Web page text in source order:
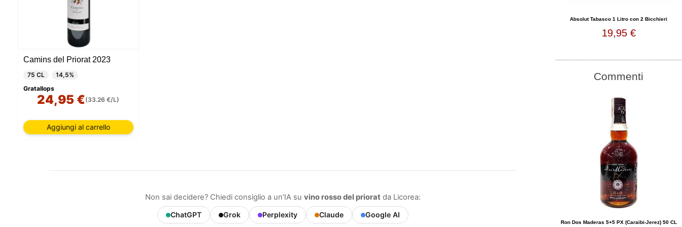
Camins del Priorat 2023
75 CL
14,5%
Gratallops
24,95 €(33.26 €/L)
Aggiungi al carrello
Non sai decidere? Chiedi consiglio a un'IA su vino rosso del prioratda Licorea:
ChatGPT Grok Perplexity Claude Google AI
Absolut Tabasco 1 Litro con 2 Bicchieri
19,95 €
Commenti
Ron Dos Maderas 5+5 PX (Caraibi-Jerez) 50 CL